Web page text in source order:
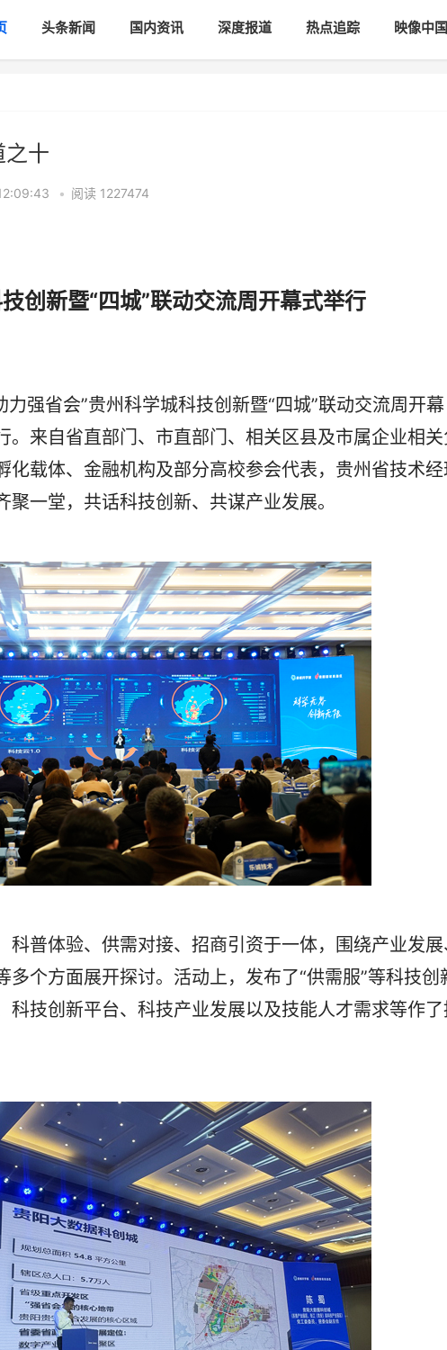
头条新闻 国内资讯 深度报道 热点追踪 映像中国
之十
• 阅读 1227474
创新暨“四城”联动交流周开幕式举行
强省会”贵州科学城科技创新暨“四城”联动交流周开幕
。来自省直部门、市直部门、相关区县及市属企业相
化载体、金融机构及部分高校参会代表，贵州省技术
一堂，共话科技创新、共谋产业发展。
普体验、供需对接、招商引资于一体，围绕产业发展
个方面展开探讨。活动上，发布了“供需服”等科技创
科技创新平台、科技产业发展以及技能人才需求等作